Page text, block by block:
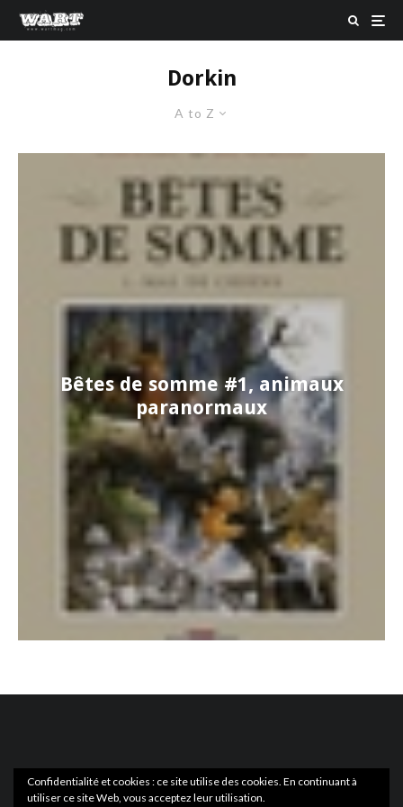
Dorkin
A to Z
Bêtes de somme #1, animaux
paranormaux
Confidentialité et cookies : ce site utilise des cookies. En continuant à
utiliser ce site Web, vous acceptez leur utilisation.